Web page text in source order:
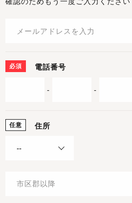
必須 電話番号
- -
任意 住所